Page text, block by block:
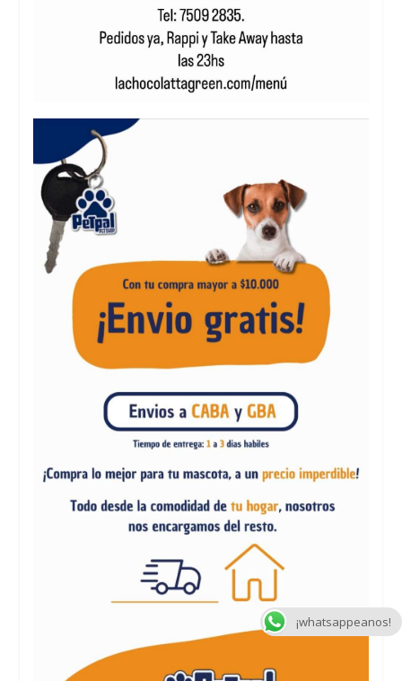
¡whatsappeanos!